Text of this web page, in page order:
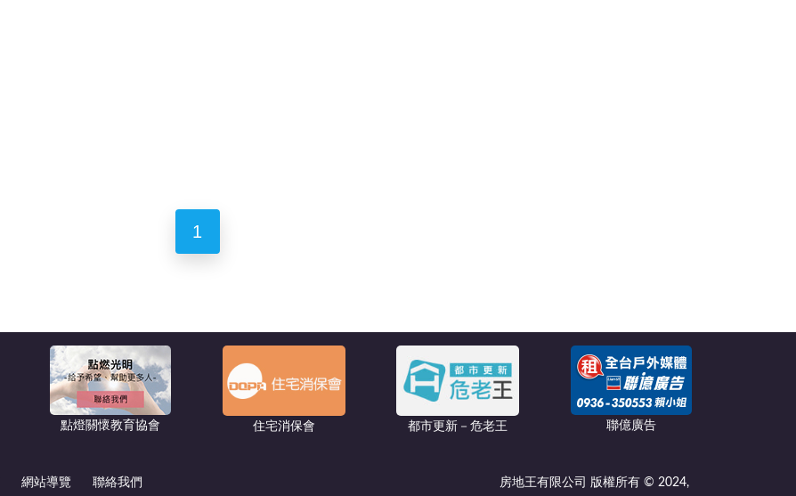
1
點燈關懷教育協會 住宅消保會 都市更新－危老王 聯億廣告
網站導覽 聯絡我們 房地王有限公司 版權所有 © 2024,